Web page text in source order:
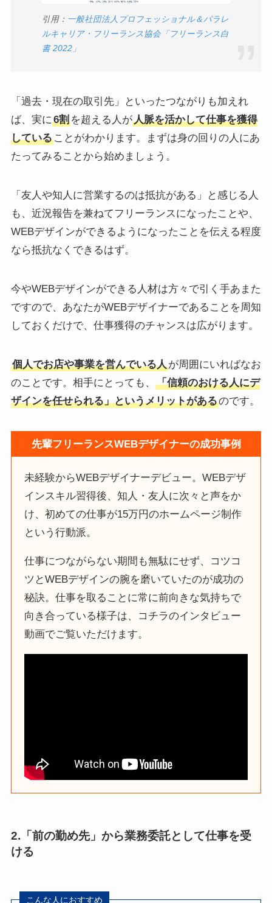
引用： 一般社団法人プロフェッショナル＆パラレ
ルキャリア・フリーランス協会「フリーランス白
書 2022」
「過去・現在の取引先」といったつながりも加えれ
ば、実に6割を超える人が人脈を活かして仕事を獲得
していることがわかります。まずは身の回りの人にあ
たってみることから始めましょう。
「友人や知人に営業するのは抵抗がある」と感じる人
も、近況報告を兼ねてフリーランスになったことや、
WEBデザインができるようになったことを伝える程度
なら抵抗なくできるはず。
今やWEBデザインができる人材は方々で引く手あまた
ですので、あなたがWEBデザイナーであることを周知
しておくだけで、仕事獲得のチャンスは広がります。
個人でお店や事業を営んでいる人が周囲にいればなお
のことです。相手にとっても、
「信頼のおける人にデ
ザインを任せられる」というメリットがあるのです。
先輩フリーランスWEBデザイナーの成功事例
未経験からWEBデザイナーデビュー。WEBデザ
インスキル習得後、知人・友人に次々と声をか
け、初めての仕事が15万円のホームページ制作
という行動派。
仕事につながらない期間も無駄にせず、コツコ
ツとWEBデザインの腕を磨いていたのが成功の
秘訣。仕事を取ることに常に前向きな気持ちで
向き合っている様子は、コチラのインタビュー
動画でご覧いただけます。
2.「前の勤め先」から業務委託として仕事を受
ける
こんな人におすすめ